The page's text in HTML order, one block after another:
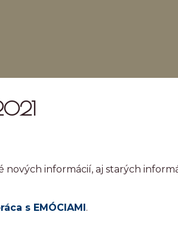
informácií, aj starých
s EMÓCIAMI.